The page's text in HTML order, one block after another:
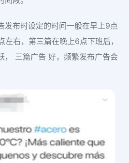
发布时设定的时间一般在早上9点
左右，第三篇在晚上6点下班后，
， 三篇广告 好，频繁发布广告会